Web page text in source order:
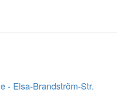
- Elsa-Brandström-Str.